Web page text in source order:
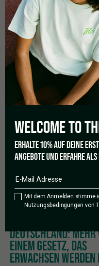
Wellness-Routinesein
Posted in Wissenswertes
gesundheit
prävention ,
LETZTER
DEUTSCHLAND: MEHR
EINEM GESETZ, DAS
ERWACHSEN WERDEN
WELCOME TO
ERHALTE 10% AUF DEINE
ANGEBOTE UND ERFAHRE
Mit dem Anmelden stimme
Nutzungsbedingungen von